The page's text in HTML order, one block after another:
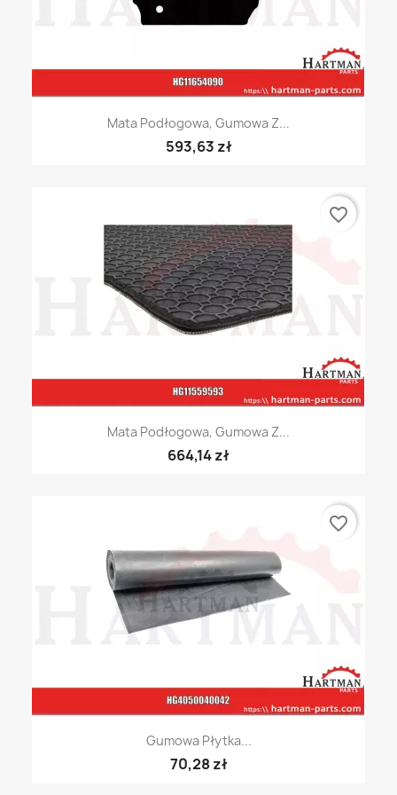
Mata Podłogowa, Gumowa Z...
593,63 zł
Mata Podłogowa, Gumowa Z...
664,14 zł
favorite_border
Gumowa Płytka...
70,28 zł
favorite_border